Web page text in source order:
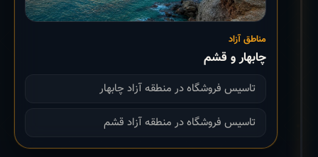
مناطق آزاد
چابهار و قشم
تاسیس فروشگاه در منطقه آزاد چابهار
تاسیس فروشگاه در منطقه آزاد قشم